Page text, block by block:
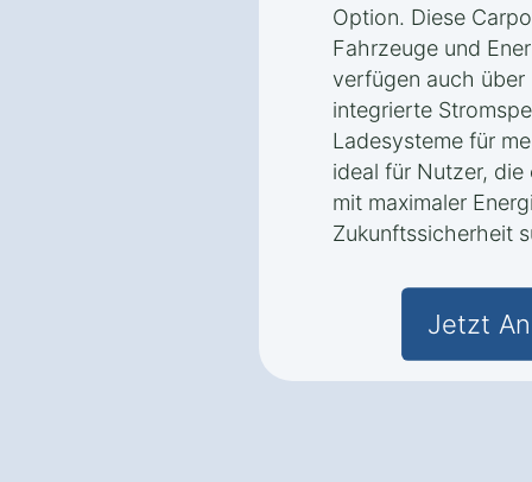
Option. Diese
Fahrzeuge und
verfügen auch
integrierte
Ladesysteme für
ideal für Nutzer, die
mit maximaler
Zukunftssicherheit
Jetzt